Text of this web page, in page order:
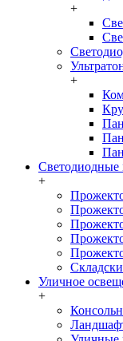
+
+
Светодиодные
+
Уличное
+